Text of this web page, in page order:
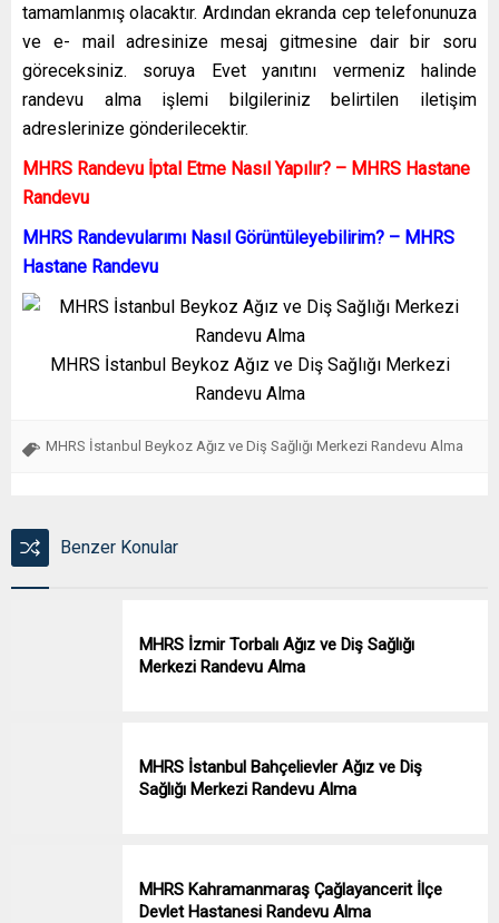
tamamlanmış olacaktır. Ardından ekranda cep telefonunuza
ve e- mail adresinize mesaj gitmesine dair bir soru
göreceksiniz. soruya Evet yanıtını vermeniz halinde
randevu alma işlemi bilgileriniz belirtilen iletişim
adreslerinize gönderilecektir.
MHRS Randevu İptal Etme Nasıl Yapılır? – MHRS Hastane
Randevu
MHRS Randevularımı Nasıl Görüntüleyebilirim? – MHRS
Hastane Randevu
MHRS İstanbul Beykoz Ağız ve Diş Sağlığı Merkezi
Randevu Alma
MHRS İstanbul Beykoz Ağız ve Diş Sağlığı Merkezi Randevu Alma
Benzer Konular
MHRS İzmir Torbalı Ağız ve Diş Sağlığı
Merkezi Randevu Alma
MHRS İstanbul Bahçelievler Ağız ve Diş
Sağlığı Merkezi Randevu Alma
MHRS Kahramanmaraş Çağlayancerit İlçe
Devlet Hastanesi Randevu Alma